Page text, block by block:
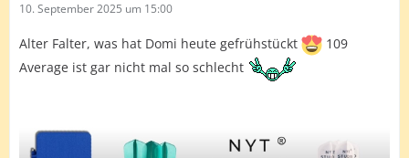
10. September 2025 um 15:00
Alter Falter, was hat Domi heute gefrühstückt
109
Average ist gar nicht mal so schlecht